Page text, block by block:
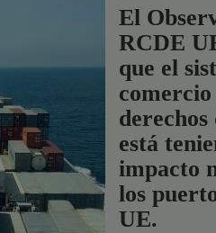
El
RCDE
que el
comercio
derechos
está
impacto
los
UE.